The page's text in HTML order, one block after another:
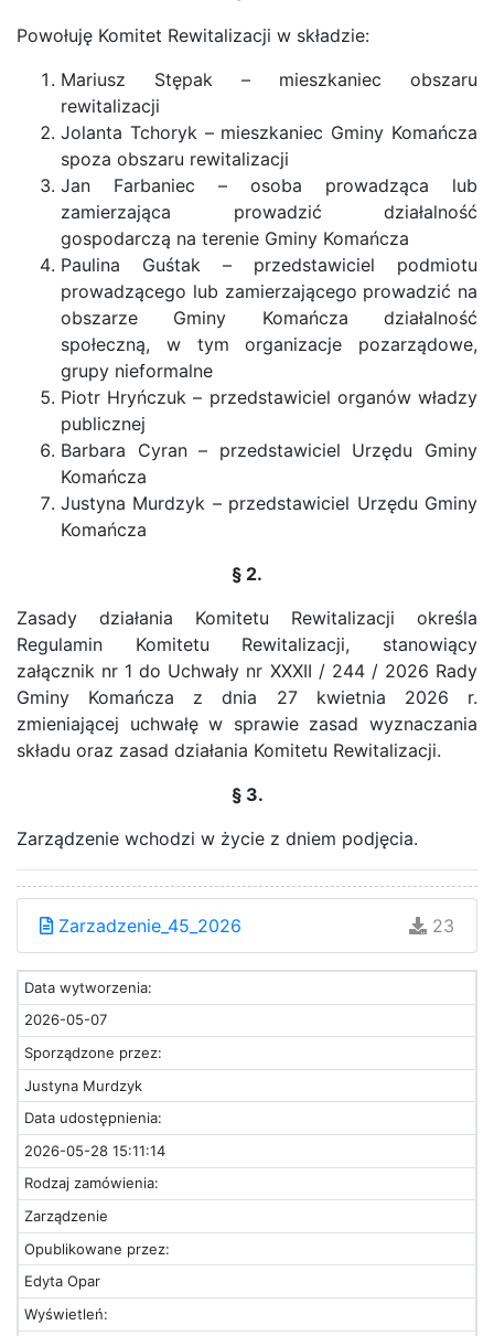
Powołuję Komitet Rewitalizacji w składzie:
Mariusz Stępak – mieszkaniec obszaru
rewitalizacji
Jolanta Tchoryk – mieszkaniec Gminy Komańcza
spoza obszaru rewitalizacji
Jan Farbaniec – osoba prowadząca lub
zamierzająca prowadzić działalność
gospodarczą na terenie Gminy Komańcza
Paulina Guśtak – przedstawiciel podmiotu
prowadzącego lub zamierzającego prowadzić na
obszarze Gminy Komańcza działalność
społeczną, w tym organizacje pozarządowe,
grupy nieformalne
Piotr Hryńczuk – przedstawiciel organów władzy
publicznej
Barbara Cyran – przedstawiciel Urzędu Gminy
Komańcza
Justyna Murdzyk – przedstawiciel Urzędu Gminy
Komańcza
§ 2.
Zasady działania Komitetu Rewitalizacji określa
Regulamin Komitetu Rewitalizacji, stanowiący
załącznik nr 1 do Uchwały nr XXXII / 244 / 2026 Rady
Gminy Komańcza z dnia 27 kwietnia 2026 r.
zmieniającej uchwałę w sprawie zasad wyznaczania
składu oraz zasad działania Komitetu Rewitalizacji.
§ 3.
Zarządzenie wchodzi w życie z dniem podjęcia.
Zarzadzenie_45_2026 23
Data wytworzenia:
2026-05-07
Sporządzone przez:
Justyna Murdzyk
Data udostępnienia:
2026-05-28 15:11:14
Rodzaj zamówienia:
Zarządzenie
Opublikowane przez:
Edyta Opar
Wyświetleń: